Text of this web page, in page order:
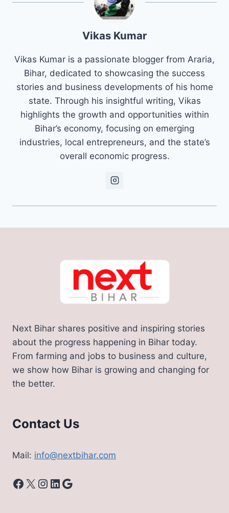
Vikas Kumar
Vikas Kumar is a passionate blogger from Araria,
Bihar, dedicated to showcasing the success
stories and business developments of his home
state. Through his insightful writing, Vikas
highlights the growth and opportunities within
Bihar’s economy, focusing on emerging
industries, local entrepreneurs, and the state’s
overall economic progress.
Next Bihar shares positive and inspiring stories
about the progress happening in Bihar today.
From farming and jobs to business and culture,
we show how Bihar is growing and changing for
the better.
Contact Us
Mail: info@nextbihar.com
Facebook
X Instagram
LinkedIn
Google